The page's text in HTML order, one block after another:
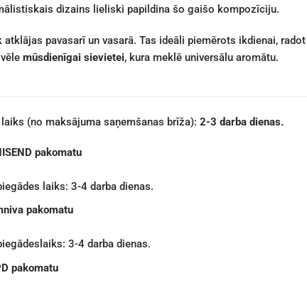
dizains lieliski papildina šo gaišo kompozīciju.
pavasarī un vasarā. Tas ideāli piemērots ikdienai,
mūsdienīgai sievietei, kura meklē universālu aromātu.
(no maksājuma saņemšanas brīža): 2-3 darba dienas.
pakomatu
laiks: 3-4 darba dienas.
pakomatu
3-4 darba dienas.
pakomatu